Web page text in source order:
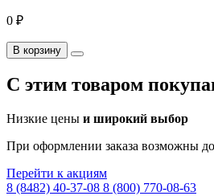
0 ₽
В корзину
C этим товаром
Низкие цены и широкий выбор
При оформлении заказа возможны
Перейти к акциям
8 (8482) 40-37-08 8 (800) 770-08-63